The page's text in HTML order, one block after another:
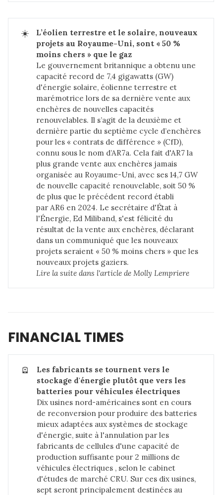
☀️
L’éolien terrestre et le solaire, nouveaux
projets au Royaume-Uni, sont « 50 %
moins chers » que le gaz
Le gouvernement britannique a obtenu une
capacité record de 7,4 gigawatts (GW)
d'énergie solaire, éolienne terrestre et
marémotrice lors de sa dernière vente aux
enchères de nouvelles capacités
renouvelables. Il s’agit de la deuxième et
dernière partie du septième cycle d’enchères
pour les « contrats de différence » (CfD),
connu sous le nom d’AR7a. Cela fait d'AR7 la
plus grande vente aux enchères jamais
organisée au Royaume-Uni, avec ses 14,7 GW
de nouvelle capacité renouvelable, soit 50 %
de plus que le précédent record établi
par AR6 en 2024. Le secrétaire d'État à
l'Énergie, Ed Miliband, s'est félicité du
résultat de la vente aux enchères, déclarant
dans un communiqué que les nouveaux
projets seraient « 50 % moins chers » que les
nouveaux projets gaziers.
Lire la suite dans l'article de Molly Lempriere
FINANCIAL TIMES
🪫
Les fabricants se tournent vers le
stockage d'énergie plutôt que vers les
batteries pour véhicules électriques
Dix usines nord-américaines sont en cours
de reconversion pour produire des batteries
mieux adaptées aux systèmes de stockage
d'énergie, suite à l'annulation par les
fabricants de cellules d'une capacité de
production suffisante pour 2 millions de
véhicules électriques , selon le cabinet
d'études de marché CRU. Sur ces dix usines,
sept seront principalement destinées au